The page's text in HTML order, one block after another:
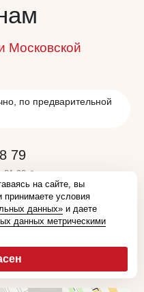
Московской
по предварительной
79
без выходных и
на сайте, вы
принимаете условия
данных» и даете
данных метрическими